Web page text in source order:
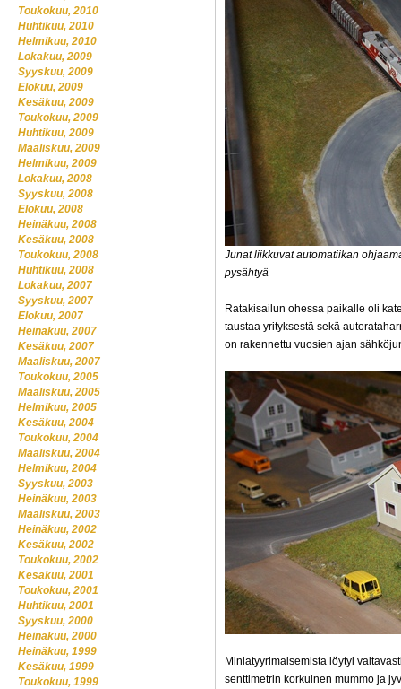
Junat liikkuvat automatiikan
pysähtyä
Ratakisailun ohessa paikalle oli
taustaa yrityksestä sekä
on rakennettu vuosien ajan
Miniatyyrimaisemista löytyi
senttimetrin korkuinen mummo ja
Toukokuu, 2010
Huhtikuu, 2010
Helmikuu, 2010
Lokakuu, 2009
Syyskuu, 2009
Elokuu, 2009
Kesäkuu, 2009
Toukokuu, 2009
Huhtikuu, 2009
Maaliskuu, 2009
Helmikuu, 2009
Lokakuu, 2008
Syyskuu, 2008
Elokuu, 2008
Heinäkuu, 2008
Kesäkuu, 2008
Toukokuu, 2008
Huhtikuu, 2008
Lokakuu, 2007
Syyskuu, 2007
Elokuu, 2007
Heinäkuu, 2007
Kesäkuu, 2007
Maaliskuu, 2007
Toukokuu, 2005
Maaliskuu, 2005
Helmikuu, 2005
Kesäkuu, 2004
Toukokuu, 2004
Maaliskuu, 2004
Helmikuu, 2004
Syyskuu, 2003
Heinäkuu, 2003
Maaliskuu, 2003
Heinäkuu, 2002
Kesäkuu, 2002
Toukokuu, 2002
Kesäkuu, 2001
Toukokuu, 2001
Huhtikuu, 2001
Syyskuu, 2000
Heinäkuu, 2000
Heinäkuu, 1999
Kesäkuu, 1999
Toukokuu, 1999